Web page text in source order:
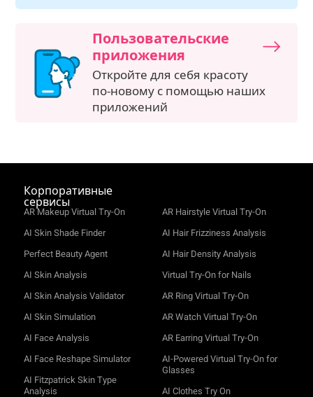
Пользовательские
приложения
Откройте для себя красоту
по‑новому с помощью наших
приложений
Корпоративные
сервисы
AR Makeup Virtual Try-On
AI Skin Shade Finder
Perfect Beauty Agent
AI Skin Analysis
AI Skin Analysis Validator
AI Skin Simulation
AI Face Analysis
AI Face Reshape Simulator
AI Fitzpatrick Skin Type
Analysis
AR Hairstyle Virtual Try-On
AI Hair Frizziness Analysis
AI Hair Density Analysis
Virtual Try-On for Nails
AR Ring Virtual Try-On
AR Watch Virtual Try-On
AR Earring Virtual Try-On
AI-Powered Virtual Try-On for
Glasses
AI Clothes Try On